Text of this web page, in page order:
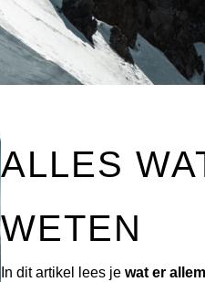
ALLES
WETEN
In dit artikel lees je wat er